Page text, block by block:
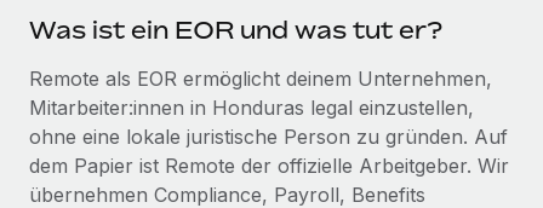
Background-Checks
Compliance Watchtower
Lückenlose Compliance
Geräteverwaltung
FALLSTUDIEN
So hat der KI-Vorreiter Weaviate sein Team mit
Remote um 120 % vergrößert
Weaviate auf einen Blick Weaviate entwickelt KI-basierte
Open-Source-Infrastrukturen. Das...
BLOG
Globale Payroll
Was ist ein EOR und was tut er?
Remote als EOR ermöglicht deinem Unternehmen,
Mitarbeiter:innen in Honduras legal einzustellen,
ohne eine lokale juristische Person zu gründen. Auf
dem Papier ist Remote der offizielle Arbeitgeber. Wir
übernehmen Compliance, Payroll, Benefits